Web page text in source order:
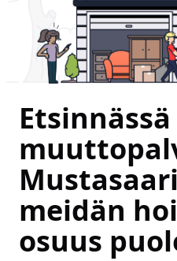
Etsinnässä
meidän
osuus